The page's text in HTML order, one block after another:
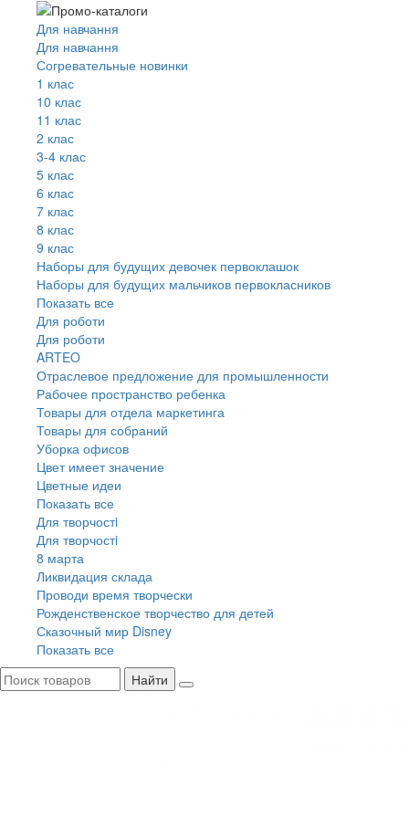
Для навчання
Для навчання
Согревательные новинки
1 клас
10 клас
11 клас
2 клас
3-4 клас
5 клас
6 клас
7 клас
8 клас
9 клас
Наборы для будущих девочек первоклашок
Наборы для будущих мальчиков первокласников
Показать все
Для роботи
Для роботи
ARTEO
Отраслевое предложение для промышленности
Рабочее пространство ребенка
Товары для отдела маркетинга
Товары для собраний
Уборка офисов
Цвет имеет значение
Цветные идеи
Показать все
Для творчостi
Для творчостi
8 марта
Ликвидация склада
Проводи время творчески
Рожденственское творчество для детей
Сказочный мир Disney
Показать все
Найти